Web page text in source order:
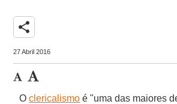
share
27 Abril 2016
Oclericalismo é "uma das maiores